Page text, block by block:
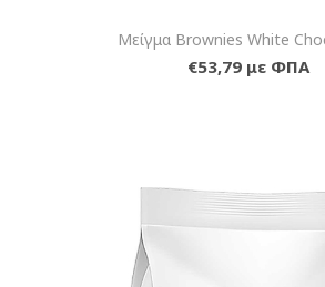
Μείγμα Brownies White
€53,79 με ΦΠΑ